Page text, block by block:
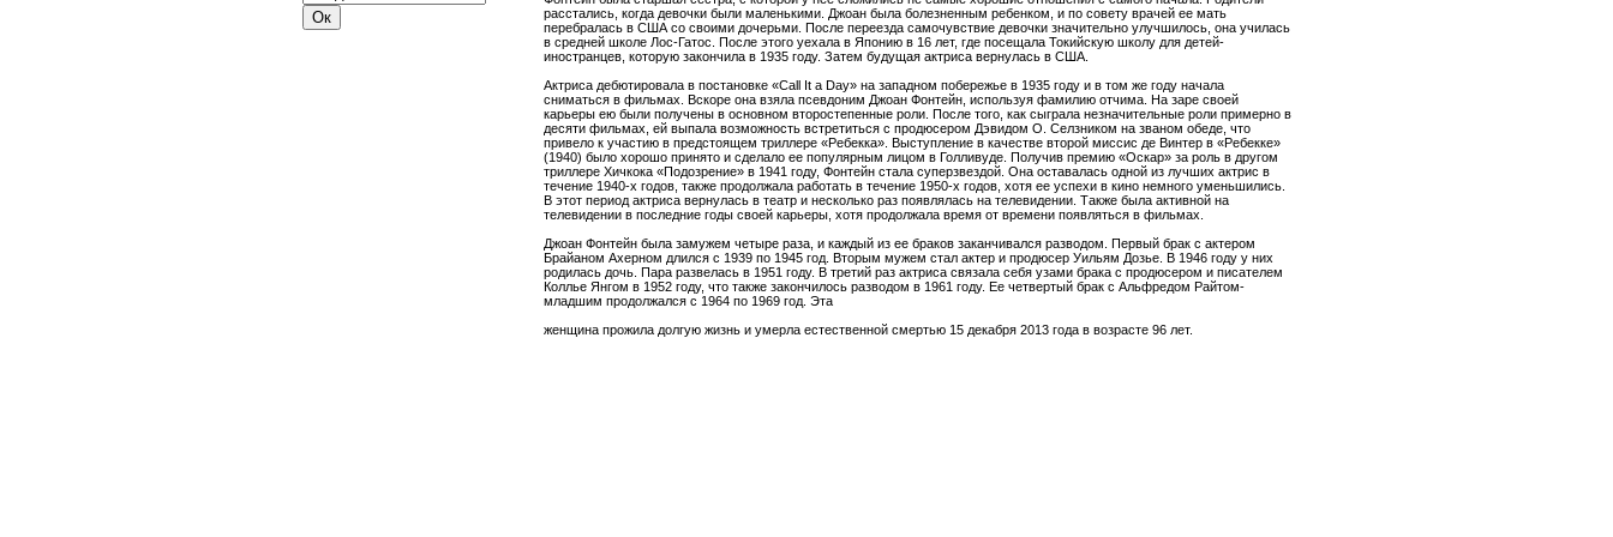
расстались, когда девочки были маленькими. Джоан была болезненным ребенком, и по совету врачей ее мать
перебралась в США со своими дочерьми. После переезда самочувствие девочки значительно улучшилось, она училась
в средней школе Лос-Гатос. После этого уехала в Японию в 16 лет, где посещала Токийскую школу для детей-
иностранцев, которую закончила в 1935 году. Затем будущая актриса вернулась в США.
Актриса дебютировала в постановке «Call It a Day» на западном побережье в 1935 году и в том же году начала
сниматься в фильмах. Вскоре она взяла псевдоним Джоан Фонтейн, используя фамилию отчима. На заре своей
карьеры ею были получены в основном второстепенные роли. После того, как сыграла незначительные роли примерно в
десяти фильмах, ей выпала возможность встретиться с продюсером Дэвидом О. Селзником на званом обеде, что
привело к участию в предстоящем триллере «Ребекка». Выступление в качестве второй миссис де Винтер в «Ребекке»
(1940) было хорошо принято и сделало ее популярным лицом в Голливуде. Получив премию «Оскар» за роль в другом
триллере Хичкока «Подозрение» в 1941 году, Фонтейн стала суперзвездой. Она оставалась одной из лучших актрис в
течение 1940-х годов, также продолжала работать в течение 1950-х годов, хотя ее успехи в кино немного уменьшились.
В этот период актриса вернулась в театр и несколько раз появлялась на телевидении. Также была активной на
телевидении в последние годы своей карьеры, хотя продолжала время от времени появляться в фильмах.
Джоан Фонтейн была замужем четыре раза, и каждый из ее браков заканчивался разводом. Первый брак с актером
Брайаном Ахерном длился с 1939 по 1945 год. Вторым мужем стал актер и продюсер Уильям Дозье. В 1946 году у них
родилась дочь. Пара развелась в 1951 году. В третий раз актриса связала себя узами брака с продюсером и писателем
Коллье Янгом в 1952 году, что также закончилось разводом в 1961 году. Ее четвертый брак с Альфредом Райтом-
младшим продолжался с 1964 по 1969 год. Эта
женщина прожила долгую жизнь и умерла естественной смертью 15 декабря 2013 года в возрасте 96 лет.